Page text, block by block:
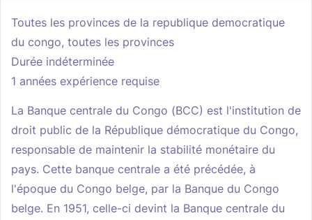
Toutes les provinces de la republique democratique
du congo, toutes les provinces
Durée indéterminée
1 années expérience requise
La Banque centrale du Congo (BCC) est l'institution de
droit public de la République démocratique du Congo,
responsable de maintenir la stabilité monétaire du
pays. Cette banque centrale a été précédée, à
l'époque du Congo belge, par la Banque du Congo
belge. En 1951, celle-ci devint la Banque centrale du